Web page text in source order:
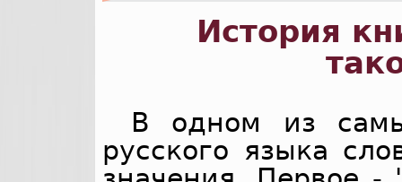
История
В одном из
русского языка